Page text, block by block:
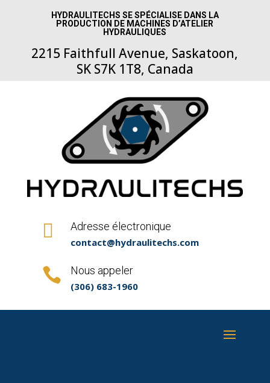
HYDRAULITECHS SE SPÉCIALISE DANS LA
PRODUCTION DE MACHINES D’ATELIER
HYDRAULIQUES
2215 Faithfull Avenue, Saskatoon,
SK S7K 1T8, Canada
 Adresse électronique
contact@hydraulitechs.com
 Nous appeler
(306) 683-1960